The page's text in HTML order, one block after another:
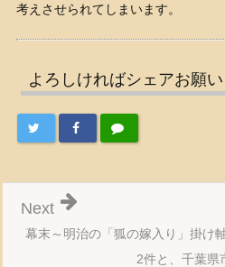
考えさせられてしまいます。
よろしければシェアお願
幕末～明治の「狐の嫁入り」掛
2件と、千葉県
Next